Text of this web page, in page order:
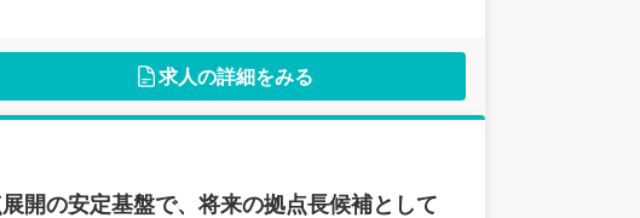
したい」「働きやすい環境で着実に成長したい」
求人の詳細をみる
開の安定基盤で、将来の拠点長候補として